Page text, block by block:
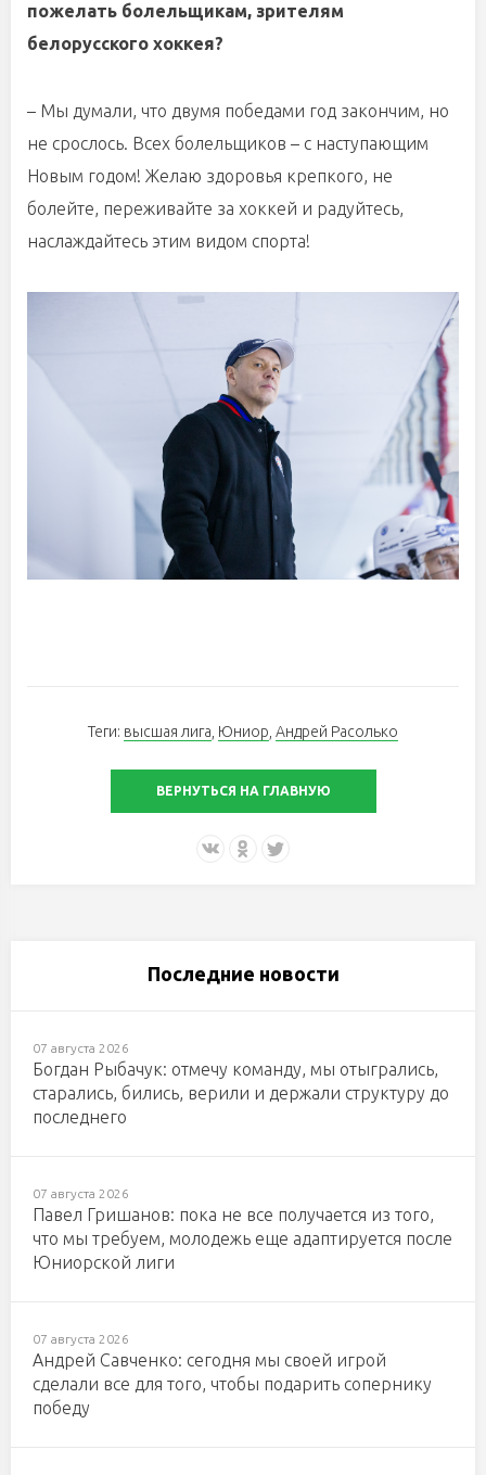
пожелать болельщикам, зрителям
белорусского хоккея?
– Мы думали, что двумя победами год закончим, но
не срослось. Всех болельщиков – с наступающим
Новым годом! Желаю здоровья крепкого, не
болейте, переживайте за хоккей и радуйтесь,
наслаждайтесь этим видом спорта!
Теги: высшая лига, Юниор, Андрей Расолько
ВЕРНУТЬСЯ НА ГЛАВНУЮ
Последние новости
07 августа 2026
Богдан Рыбачук: отмечу команду, мы отыгрались,
старались, бились, верили и держали структуру до
последнего
07 августа 2026
Павел Гришанов: пока не все получается из того,
что мы требуем, молодежь еще адаптируется после
Юниорской лиги
07 августа 2026
Андрей Савченко: сегодня мы своей игрой
сделали все для того, чтобы подарить сопернику
победу